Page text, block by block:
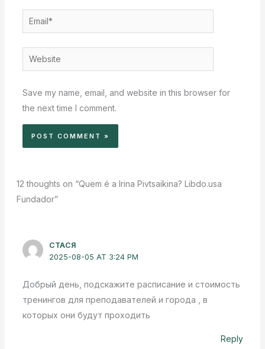
Email*
Website
Save my name, email, and website in this browser for
the next time I comment.
12 thoughts on “Quem é a Irina Pivtsaikina? Libdo.usa
Fundador”
СТАСЯ
2025-08-05 AT 3:24 PM
Добрый день, подскажите расписание и стоимость
тренингов для преподавателей и города , в
которых они будут проходить
Reply